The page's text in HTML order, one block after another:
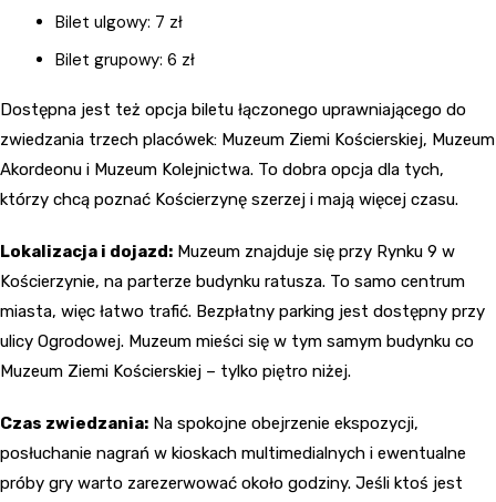
Bilet ulgowy: 7 zł
Bilet grupowy: 6 zł
Dostępna jest też opcja biletu łączonego uprawniającego do
zwiedzania trzech placówek: Muzeum Ziemi Kościerskiej, Muzeum
Akordeonu i Muzeum Kolejnictwa. To dobra opcja dla tych,
którzy chcą poznać Kościerzynę szerzej i mają więcej czasu.
Lokalizacja i dojazd: Muzeum znajduje się przy Rynku 9 w
Kościerzynie, na parterze budynku ratusza. To samo centrum
miasta, więc łatwo trafić. Bezpłatny parking jest dostępny przy
ulicy Ogrodowej. Muzeum mieści się w tym samym budynku co
Muzeum Ziemi Kościerskiej – tylko piętro niżej.
Czas zwiedzania: Na spokojne obejrzenie ekspozycji,
posłuchanie nagrań w kioskach multimedialnych i ewentualne
próby gry warto zarezerwować około godziny. Jeśli ktoś jest